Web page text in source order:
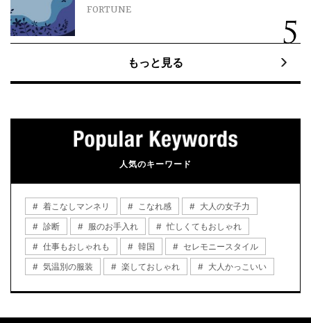
FORTUNE
もっと見る
人気のキーワード
着こなしマンネリ こなれ感
大人の女子力
診断
服のお手入れ
忙しくてもおしゃれ
仕事もおしゃれも
韓国
セレモニースタイル
気温別の服装
楽しておしゃれ 大人かっこいい